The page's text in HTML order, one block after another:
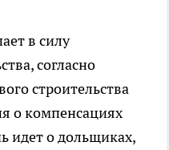
в силу
согласно
строительства
о компенсациях
идет о дольщиках,